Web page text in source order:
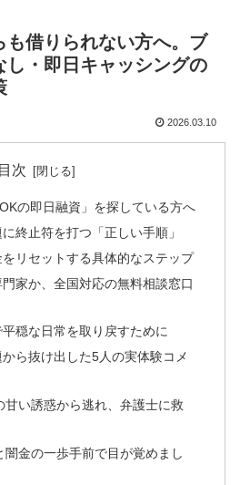
も借りられない方へ。ブ
し・即日キャッシングの
2026.03.10
目次
の即日融資」を探している方へ
終止符を打つ「正しい手順」
リセットする具体的なステップ
家か、全国対応の無料相談窓口
穏な日常を取り戻すために
ら抜け出した5人の実体験コメ
い誘惑から逃れ、弁護士に救
金の一歩手前で目が覚めまし